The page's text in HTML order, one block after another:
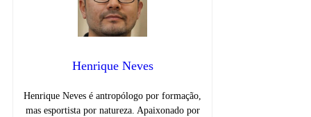
Henrique Neves
Henrique Neves é antropólogo por formação,
mas esportista por natureza. Apaixonado por